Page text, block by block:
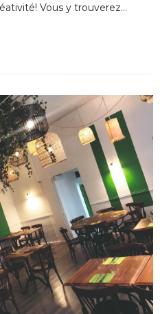
Vous y trouverez…